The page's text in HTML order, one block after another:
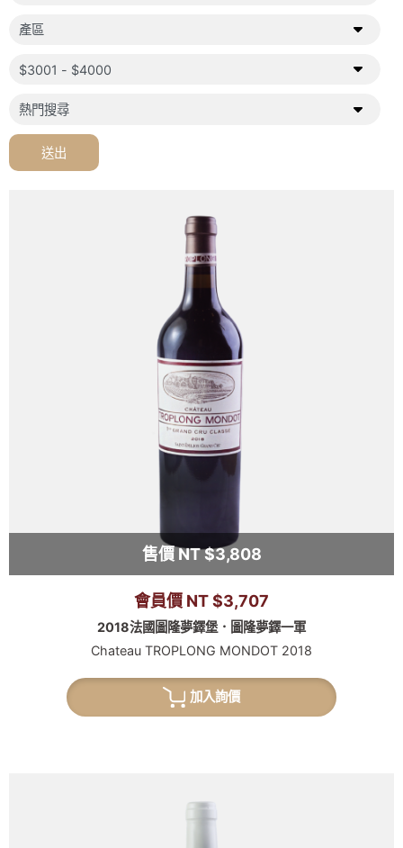
送出
售價 NT $3,808
會員價 NT $3,707
2018法國圖隆夢鐸堡．圖隆夢鐸一軍
Chateau TROPLONG MONDOT 2018
加入詢價